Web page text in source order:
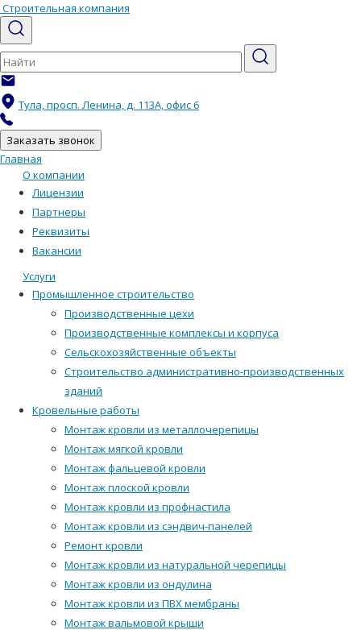
Строительная компания
Тула, просп. Ленина, д. 113А, офис 6
Заказать звонок
Главная
О компании
Лицензии
Партнеры
Реквизиты
Вакансии
Услуги
Промышленное строительство
Производственные цехи
Производственные комплексы и корпуса
Сельскохозяйственные объекты
Строительство административно-производственных
зданий
Кровельные работы
Монтаж кровли из металлочерепицы
Монтаж мягкой кровли
Монтаж фальцевой кровли
Монтаж плоской кровли
Монтаж кровли из профнастила
Монтаж кровли из сэндвич-панелей
Ремонт кровли
Монтаж кровли из натуральной черепицы
Монтаж кровли из ондулина
Монтаж кровли из ПВХ мембраны
Монтаж вальмовой крыши